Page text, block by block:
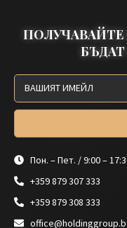
Пон. – Пет. / 9:00 –
+359 879 307 333
+359 879 308 333